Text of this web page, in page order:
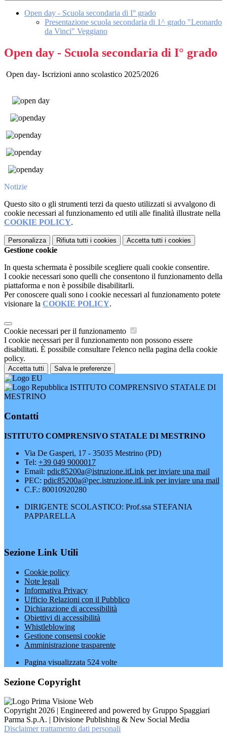
Open day - Scuola secondaria di I° grado
Presentazione scuola secondaria di 1^ grado "Leonardo
da Vinci" Veggiano
Open day - Scuola secondaria di I° grado
Open day- Iscrizioni anno scolastico 2025/2026
Notizie
Questo sito o gli strumenti terzi da questo utilizzati si avvalgono di
cookie necessari al funzionamento ed utili alle finalità illustrate nella
COOKIE POLICY.
Personalizza Rifiuta tutti i cookies Accetta tutti i cookies
Gestione cookie
In questa schermata è possibile scegliere quali cookie consentire.
I cookie necessari sono quelli che consentono il funzionamento della
piattaforma e non è possibile disabilitarli.
Per conoscere quali sono i cookie necessari al funzionamento potete
visionare la COOKIE POLICY.
Cookie necessari per il funzionamento
I cookie necessari per il funzionamento non possono essere
disabilitati. È possibile consultare l'elenco nella pagina della cookie
policy.
Accetta tutti Salva le preferenze
ISTITUTO COMPRENSIVO STATALE DI
MESTRINO
Contatti
ISTITUTO COMPRENSIVO STATALE DI MESTRINO
Via De Gasperi, 17 - 35035 Mestrino (PD)
Tel: +39 049 9000017
Email: pdic85200a@istruzione.itLink per inviare una mail
PEC: pdic85200a@pec.istruzione.itLink per inviare una mail
C.F.: 80010920280
DIRIGENTE SCOLASTICO: Prof.ssa STEFANIA
PAPPARELLA
Sezione Link Utili
Cookie policy
Note legali
Informativa Privacy
Ufficio Relazioni con il Pubblico
Dichiarazione di accessibilità
Obiettivi di accessibilità
Whistleblowing
Gestione consensi cookie
Amministrazione trasparente
Pagina visualizzata 524 volte
Sezione Copyright
Copyright 2026 | Engineered and powered by Gruppo Spaggiari
Parma S.p.A. | Divisione Publishing & New Social Media
Disclaimer trattamento dati personali